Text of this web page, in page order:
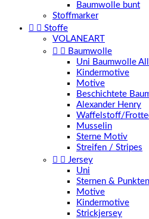
Baumwolle bunt
Stoffmarker
  Stoffe
VOLANEART
  Baumwolle
Uni Baumwolle
Kindermotive
Motive
Beschichtete
Alexander Henry
Waffelstoff/
Musselin
Sterne Motiv
Streifen / Stripes
  Jersey
Uni
Sternen &
Motive
Kindermotive
Strickjersey